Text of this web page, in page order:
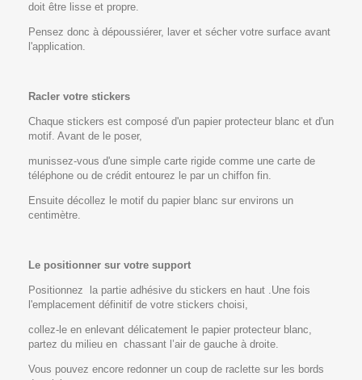
doit être lisse et propre.
Pensez donc à dépoussiérer, laver et sécher votre surface avant
l'application.
Racler votre stickers
Chaque stickers est composé d'un papier protecteur blanc et d'un
motif. Avant de le poser,
munissez-vous d'une simple carte rigide comme une carte de
téléphone ou de crédit entourez le par un chiffon fin.
Ensuite décollez le motif du papier blanc sur environs un
centimètre.
Le positionner sur votre support
Positionnez la partie adhésive du stickers en haut .Une fois
l'emplacement définitif de votre stickers choisi,
collez-le en enlevant délicatement le papier protecteur blanc,
partez du milieu en chassant l’air de gauche à droite.
Vous pouvez encore redonner un coup de raclette sur les bords